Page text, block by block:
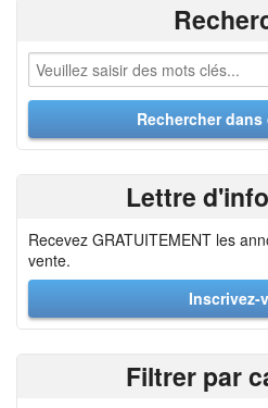
Lettre
Recevez GRATUITEMENT les
vente.
Inscrivez-
Filtrer par